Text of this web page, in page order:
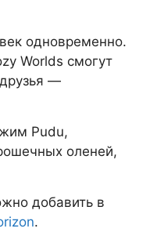
одновременно.
Worlds смогут
—
Pudu,
оленей,
добавить в
.